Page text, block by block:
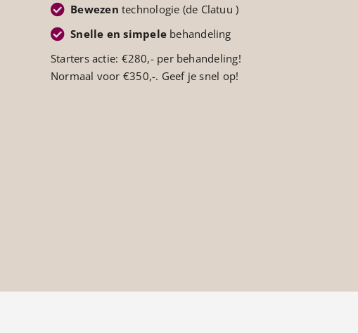
Bewezen technologie (de Clatuu )
Snelle en simpele behandeling
Starters actie: €280,- per behandeling!
Normaal voor €350,-. Geef je snel op!